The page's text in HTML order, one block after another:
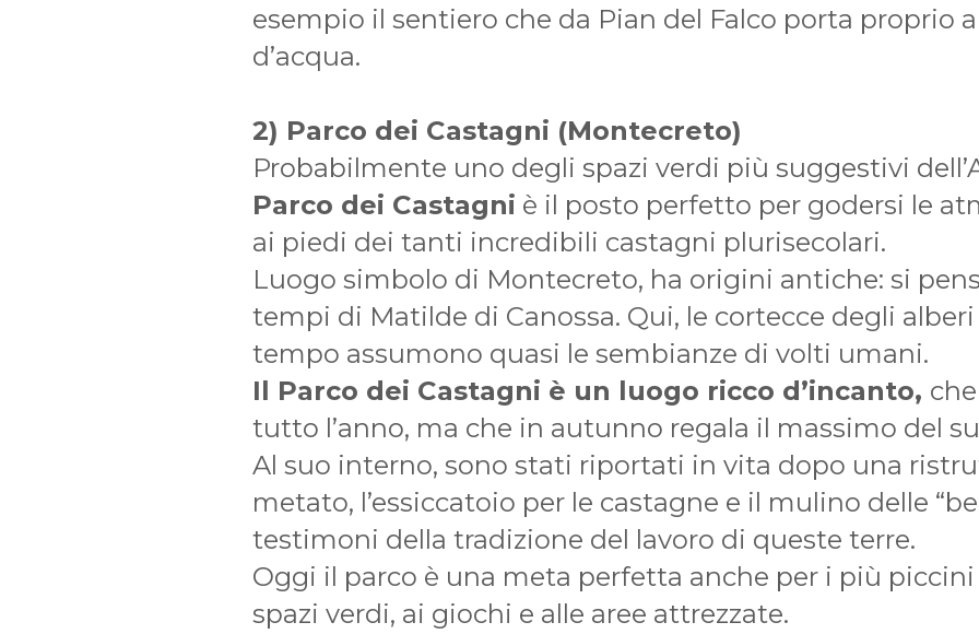
esempio il sentiero che da Pian del Falco porta proprio
d’acqua.
2) Parco dei Castagni (Montecreto)
Probabilmente uno degli spazi verdi più suggestivi
Parco dei Castagni è il posto perfetto per godersi le
ai piedi dei tanti incredibili castagni plurisecolari.
Luogo simbolo di Montecreto, ha origini antiche: si
tempi di Matilde di Canossa. Qui, le cortecce degli
tempo assumono quasi le sembianze di volti umani.
Il Parco dei Castagni è un luogo ricco d’incanto,
tutto l’anno, ma che in autunno regala il massimo del
Al suo interno, sono stati riportati in vita dopo una
metato, l’essiccatoio per le castagne e il mulino delle
testimoni della tradizione del lavoro di queste terre.
Oggi il parco è una meta perfetta anche per i più piccini
spazi verdi, ai giochi e alle aree attrezzate.